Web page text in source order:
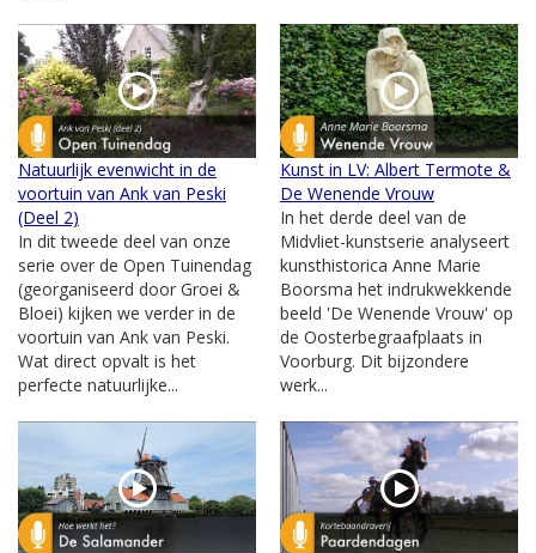
Natuurlijk evenwicht in de
voortuin van Ank van Peski
(Deel 2)
In dit tweede deel van onze
serie over de Open Tuinendag
(georganiseerd door Groei &
Bloei) kijken we verder in de
voortuin van Ank van Peski.
Wat direct opvalt is het
perfecte natuurlijke...
Kunst in LV: Albert Termote &
De Wenende Vrouw
In het derde deel van de
Midvliet-kunstserie analyseert
kunsthistorica Anne Marie
Boorsma het indrukwekkende
beeld 'De Wenende Vrouw' op
de Oosterbegraafplaats in
Voorburg. Dit bijzondere
werk...